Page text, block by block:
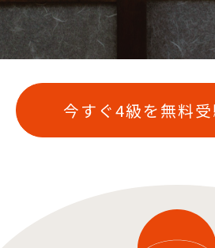
今すぐ4級を無料受